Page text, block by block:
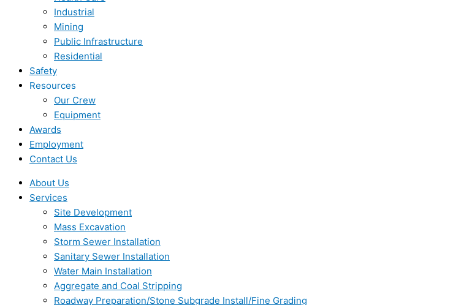
Industrial
Mining
Public Infrastructure
Residential
Safety
Resources
Our Crew
Equipment
Awards
Employment
Contact Us
About Us
Services
Site Development
Mass Excavation
Storm Sewer Installation
Sanitary Sewer Installation
Water Main Installation
Aggregate and Coal Stripping
Roadway Preparation/Stone Subgrade Install/Fine Grading